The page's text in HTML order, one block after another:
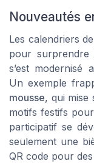
Nouveautés
Les calendriers
pour surprendre
s’est modernisé
Un exemple
mousse, qui mise
motifs festifs
participatif se
seulement une
QR code pour